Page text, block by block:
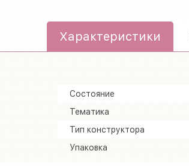
Характеристики
Состояние
Тематика
Тип конструктора
Упаковка